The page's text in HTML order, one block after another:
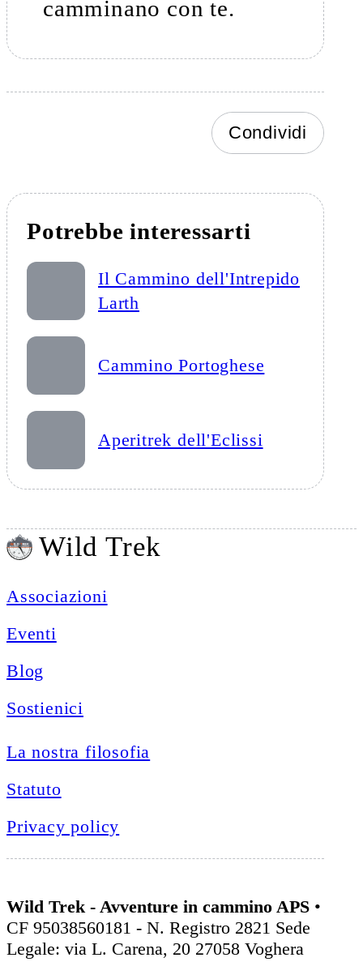
camminano con te.
Condividi
Potrebbe interessarti
Il Cammino dell'Intrepido
Larth
Cammino Portoghese
Aperitrek dell'Eclissi
Wild Trek
Associazioni
Eventi
Blog
Sostienici
La nostra filosofia
Statuto
Privacy policy
Wild Trek - Avventure in cammino APS •
CF 95038560181 - N. Registro 2821 Sede
Legale: via L. Carena, 20 27058 Voghera